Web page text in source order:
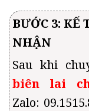
BƯỚC 3: KẾ
NHẬN
Sau khi
biên lai
Zalo: